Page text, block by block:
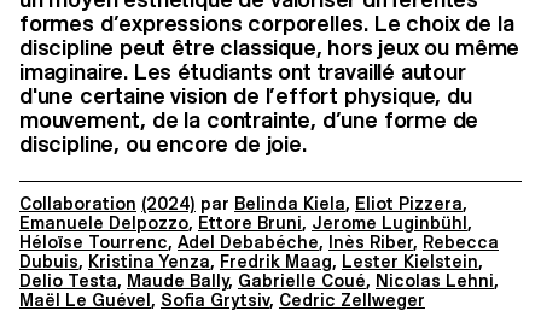
formes d’expressions corporelles. Le choix de la
discipline peut être classique, hors jeux ou même
imaginaire. Les étudiants ont travaillé autour
d'une certaine vision de l’effort physique, du
mouvement, de la contrainte, d’une forme de
discipline, ou encore de joie.
Collaboration (2024) par Belinda Kiela, Eliot Pizzera,
Emanuele Delpozzo, Ettore Bruni, Jerome Luginbühl ,
Héloïse Tourrenc, Adel Debabéche, Inès Riber, Rebecca
Dubuis, Kristina Yenza, Fredrik Maag, Lester Kielstein,
Delio Testa, Maude Bally, Gabrielle Coué, Nicolas Lehni,
Maël Le Guével , Sofia Grytsiv, Cedric Zellweger